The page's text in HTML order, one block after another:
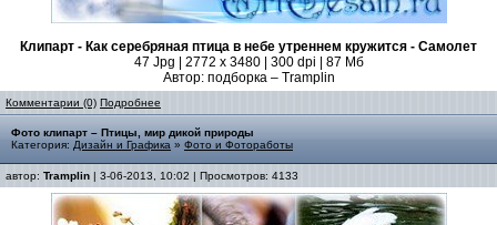
Клипарт - Как серебряная птица в небе утреннем кружится - Самолет
47 Jpg | 2772 x 3480 | 300 dpi | 87 Мб
Автор: подборка – Tramplin
Комментарии (0) Подробнее
Фото клипарт – Птицы, мир дикой природы
Категория: Дизайн и Графика » Фото и Фотоработы
автор: Tramplin | 3-06-2013, 10:02 | Просмотров: 4133